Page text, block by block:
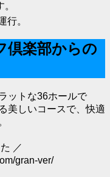
行。
倶楽部からの
ットな36ホールで
美しいコースで、快適
／
gran-ver/